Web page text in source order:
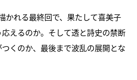
かれる最終回で、果たして喜美子
えるのか。そして透と詩史の禁断
くのか、最後まで波乱の展開とな